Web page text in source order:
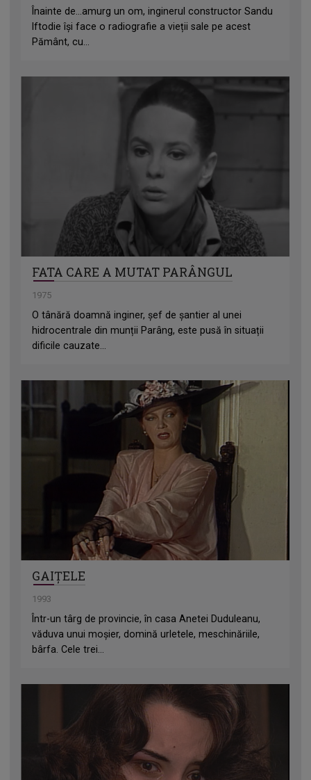
Înainte de...amurg un om, inginerul constructor Sandu
Iftodie își face o radiografie a vieții sale pe acest
Pământ, cu...
FATA CARE A MUTAT PARÂNGUL
1975
O tânără doamnă inginer, șef de șantier al unei
hidrocentrale din munții Parâng, este pusă în situații
dificile cauzate...
GAIȚELE
1993
Într-un târg de provincie, în casa Anetei Duduleanu,
văduva unui moșier, domină urletele, meschinăriile,
bârfa. Cele trei...